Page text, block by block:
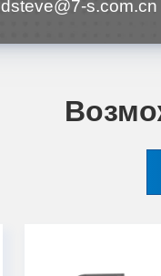
dsteve@7-s.com.cn